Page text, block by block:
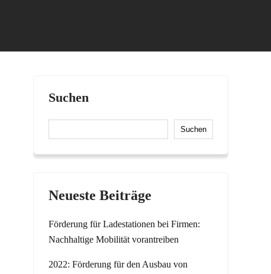
Suchen
Suchen
Neueste Beiträge
Förderung für Ladestationen bei Firmen:
Nachhaltige Mobilität vorantreiben
2022: Förderung für den Ausbau von